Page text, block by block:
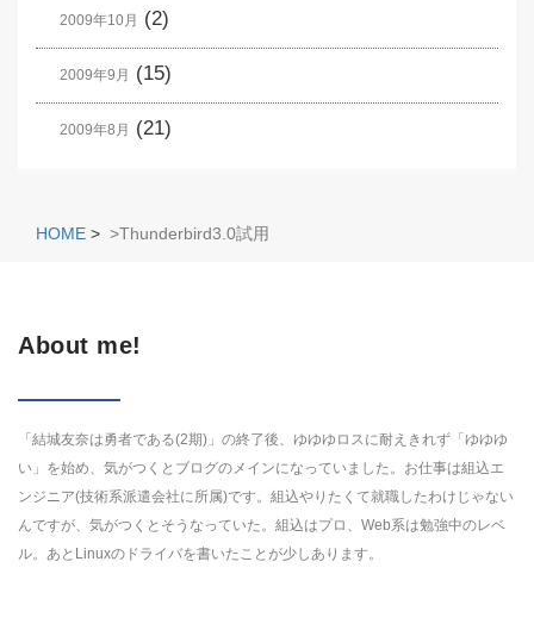
2009年10月 (2)
2009年9月 (15)
2009年8月 (21)
HOME > >Thunderbird3.0試用
About me!
「結城友奈は勇者である(2期)」の終了後、ゆゆゆロスに耐えきれず「ゆゆゆ
い」を始め、気がつくとブログのメインになっていました。お仕事は組込エ
ンジニア(技術系派遣会社に所属)です。組込やりたくて就職したわけじゃない
んですが、気がつくとそうなっていた。組込はプロ、Web系は勉強中のレベ
ル。あとLinuxのドライバを書いたことが少しあります。